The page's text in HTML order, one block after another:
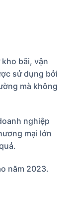
bãi, vận
sử dụng bởi
mà không
nghiệp
mại lớn
năm 2023.